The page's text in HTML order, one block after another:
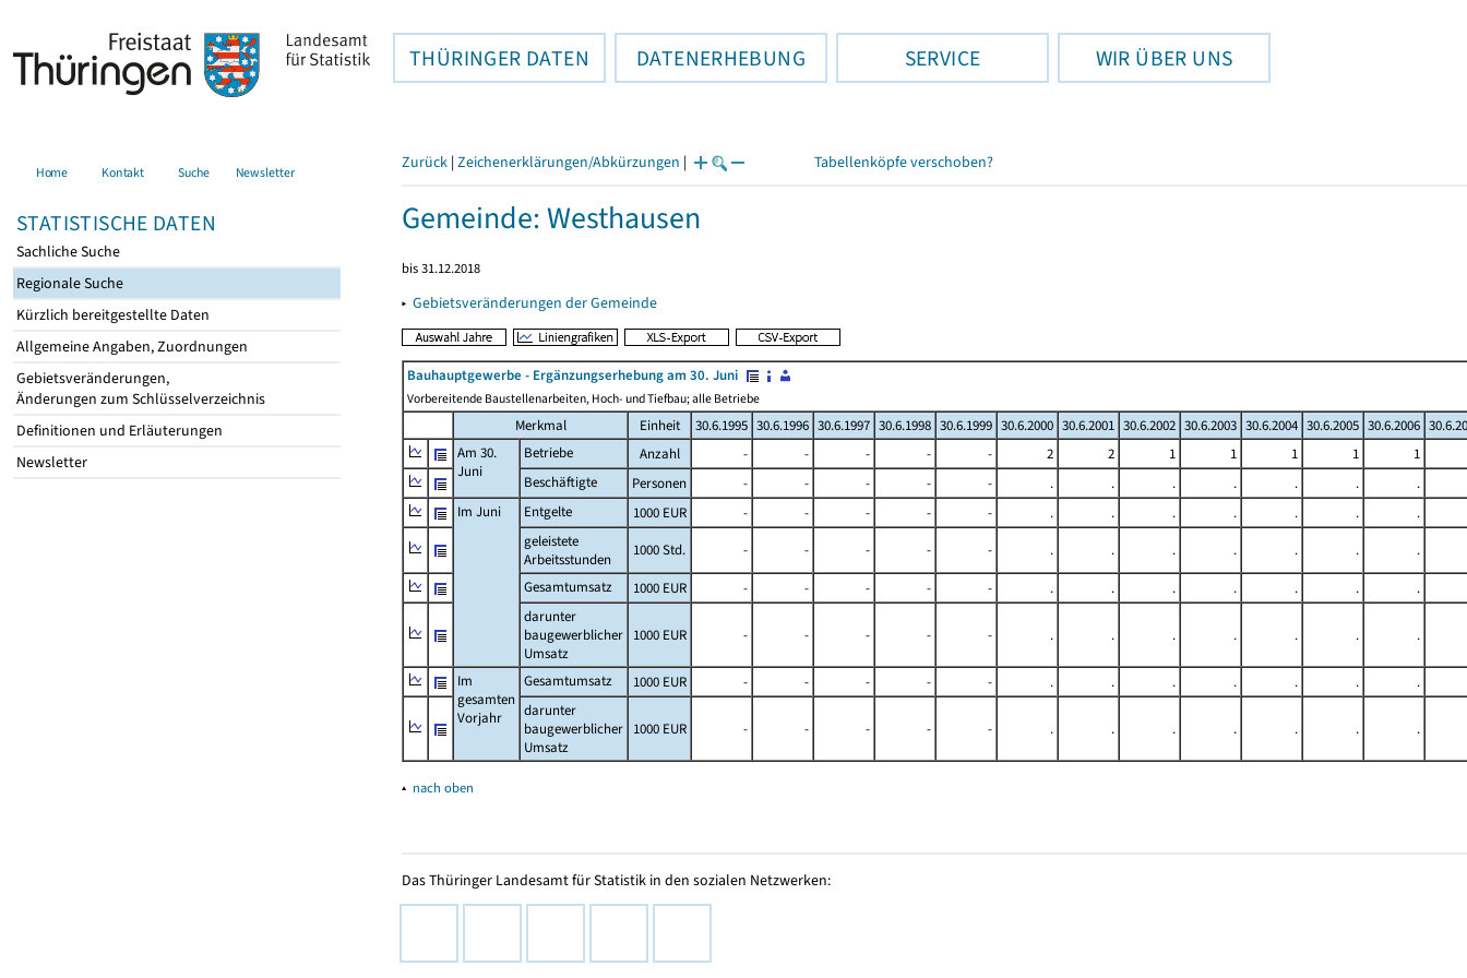
THÜRINGER DATEN DATENERHEBUNG SERVICE WIR ÜBER UNS
Home Kontakt Suche Newsletter
STATISTISCHE DATEN
Sachliche Suche
Regionale Suche
Kürzlich bereitgestellte Daten
Allgemeine Angaben, Zuordnungen
Gebietsveränderungen,
Änderungen zum Schlüsselverzeichnis
Definitionen und Erläuterungen
Newsletter
Zurück | Zeichenerklärungen/Abkürzungen | Tabellenköpfe verschoben?
Gemeinde: Westhausen
bis 31.12.2018
▸ Gebietsveränderungen der Gemeinde
Bauhauptgewerbe - Ergänzungserhebung am 30. Juni
Vorbereitende Baustellenarbeiten, Hoch- und Tiefbau; alle Betriebe
Merkmal Einheit 30.6.1995 30.6.1996 30.6.1997 30.6.1998 30.6.1999 30.6.2000 30.6.2001 30.6.2002 30.6.2003 30.6.2004 30.6.2005 30.6.2006
Am 30.
Juni
Betriebe Anzahl - - - - - 2 2 1 1 1 1
1
Beschäftigte
Personen - - - - - . . . . . .
.
Im Juni
Entgelte 1000 EUR - - - - - . . . . . .
.
geleistete
Arbeitsstunden
1000 Std. - - - - - . . . . . .
.
Gesamtumsatz
1000 EUR - - - - - . . . . . .
.
darunter
baugewerblicher
Umsatz
1000 EUR - - - - - . . . . . . .
Im
gesamten
Vorjahr
Gesamtumsatz 1000 EUR - - - - - . . . . . .
.
darunter
baugewerblicher
Umsatz
1000 EUR - - - - - . . . . . . .
▴ nach oben
Das Thüringer Landesamt für Statistik in den sozialen Netzwerken: